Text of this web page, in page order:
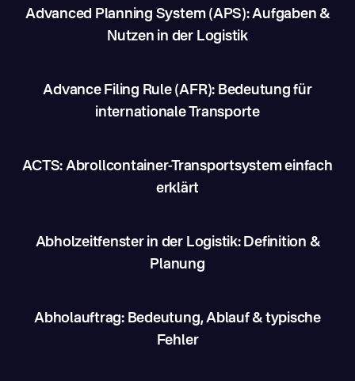
Advanced Planning System (APS): Aufgaben &
Nutzen in der Logistik
Advance Filing Rule (AFR): Bedeutung für
internationale Transporte
ACTS: Abrollcontainer-Transportsystem einfach
erklärt
Abholzeitfenster in der Logistik: Definition &
Planung
Abholauftrag: Bedeutung, Ablauf & typische
Fehler